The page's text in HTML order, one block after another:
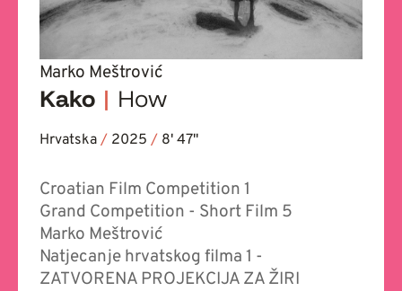
Marko Meštrović
Kako | How
Hrvatska / 2025 / 8' 47''
Croatian Film Competition 1
Grand Competition - Short Film 5
Marko Meštrović
Natjecanje hrvatskog filma 1 -
ZATVORENA PROJEKCIJA ZA ŽIRI